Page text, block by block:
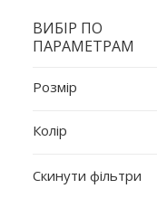
ВИБІР ПО
ПАРАМЕТРАМ
Розмір
L-XL
M
Колір
білий
Скинути фільтри